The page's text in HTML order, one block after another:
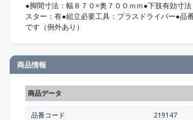
●脚間寸法：幅８７０×奥７００ｍｍ●下肢有効寸
スター：有●組立必要工具：プラスドライバー●
です（例外あり）
商品情報
商品データ
品番コード
219147